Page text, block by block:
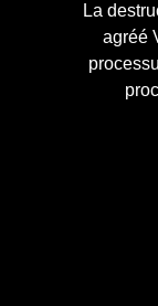
La
agréé